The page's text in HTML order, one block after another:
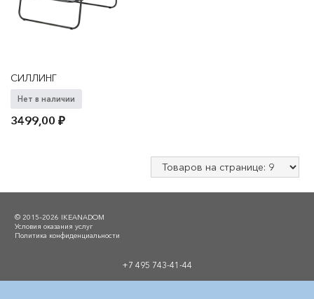
СИЛЛИНГ
Нет в наличии
3499,00₽
© 2015–2026 IKEANADOM
Условия оказания услуг
Политика конфиденциальности
+7 495 743-41-44